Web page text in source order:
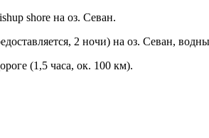
shore на оз. Севан.
2 ночи) на оз. Севан,
(1,5 часа, ок. 100 км).